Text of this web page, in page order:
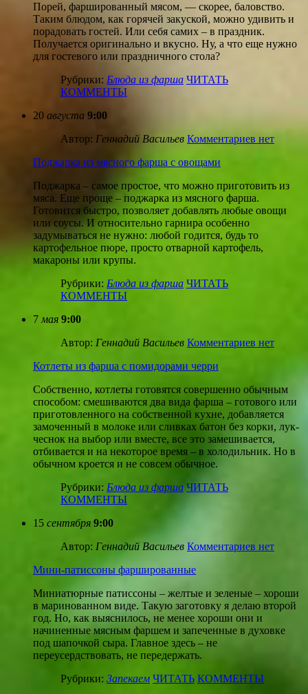
Порей, фаршированный мясом, — скорее, баловство.
Таким блюдом, как горячей закуской, можно удивить и
порадовать гостей. Или себя самих – в праздник.
Получается оригинально и вкусно. Ну, а что еще нужно
для гостевого или праздничного стола?
Рубрики: Блюда из фарша ЧИТАТЬ
КОММЕНТЫ
20 августа 9:00
Автор: Геннадий Васильев Комментариев нет
Поджарка из мясного фарша с овощами
Поджарка – самое простое, что можно приготовить из
мяса. Еще проще – поджарка из мясного фарша.
Готовится быстро, позволяет добавлять любые овощи
или соусы. И относительно гарнира особенно
задумываться не нужно: любой годится, будь то
картофельное пюре, просто отварной картофель,
макароны или крупы.
Рубрики: Блюда из фарша ЧИТАТЬ
КОММЕНТЫ
7 мая 9:00
Автор: Геннадий Васильев Комментариев нет
Котлеты из фарша с помидорами черри
Собственно, котлеты готовятся совершенно обычным
способом: смешиваются два вида фарша – готового или
приготовленного на собственной кухне, добавляется
замоченный в молоке или сливках батон без корки, лук-
чеснок на выбор или вместе, все это замешивается,
отбивается и на некоторое время – в холодильник. Но в
обычном кроется и не совсем обычное.
Рубрики: Блюда из фарша ЧИТАТЬ
КОММЕНТЫ
15 сентября 9:00
Автор: Геннадий Васильев Комментариев нет
Мини-патиссоны фаршированные
Миниатюрные патиссоны – желтые и зеленые – хороши
в маринованном виде. Такую заготовку я делаю второй
год. Но, как выяснилось, не менее хороши они и
начиненные мясным фаршем и запеченные в духовке
под шапочкой сыра. Главное здесь – не
переусердствовать, не передержать.
Рубрики: Запекаем ЧИТАТЬ КОММЕНТЫ